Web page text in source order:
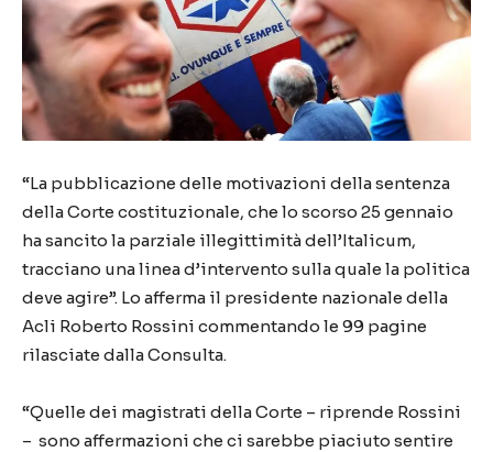
“La pubblicazione delle motivazioni della sentenza
della Corte costituzionale, che lo scorso 25 gennaio
ha sancito la parziale illegittimità dell’Italicum,
tracciano una linea d’intervento sulla quale la politica
deve agire”. Lo afferma il presidente nazionale della
Acli Roberto Rossini commentando le 99 pagine
rilasciate dalla Consulta.
“Quelle dei magistrati della Corte – riprende Rossini
– sono affermazioni che ci sarebbe piaciuto sentire